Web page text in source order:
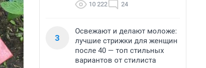
10 222 24
3
Освежают и делают моложе:
лучшие стрижки для женщин
после 40 — топ стильных
вариантов от стилиста